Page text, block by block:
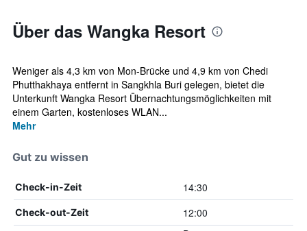
Über das Wangka Resort
Weniger als 4,3 km von Mon-Brücke und 4,9 km von Chedi
Phutthakhaya entfernt in Sangkhla Buri gelegen, bietet die
Unterkunft Wangka Resort Übernachtungsmöglichkeiten mit
einem Garten, kostenloses WLAN...
Mehr
Gut zu wissen
Check-in-Zeit 14:30
Check-out-Zeit 12:00